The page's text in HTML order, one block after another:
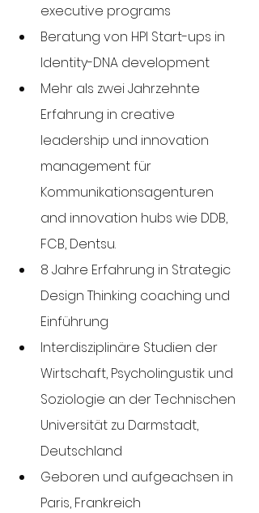
executive programs
Beratung von HPI Start-ups in
Identity-DNA development
Mehr als zwei Jahrzehnte
Erfahrung in creative
leadership und innovation
management für
Kommunikationsagenturen
and innovation hubs wie DDB,
FCB, Dentsu.
8 Jahre Erfahrung in Strategic
Design Thinking coaching und
Einführung
Interdisziplinäre Studien der
Wirtschaft, Psycholingustik und
Soziologie an der Technischen
Universität zu Darmstadt,
Deutschland
Geboren und aufgeachsen in
Paris, Frankreich